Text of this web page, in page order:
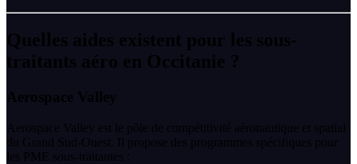
Quelles aides existent pour les sous-
traitants aéro en Occitanie ?
Aerospace Valley
Aerospace Valley est le pôle de compétitivité aéronautique et spatial
du Grand Sud-Ouest. Il propose des programmes spécifiques pour
les PME sous-traitantes :